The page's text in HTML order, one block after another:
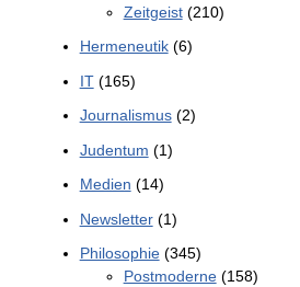
Zeitgeist(210)
Hermeneutik(6)
IT(165)
Journalismus(2)
Judentum (1)
Medien (14)
Newsletter(1)
Philosophie(345)
Postmoderne(158)